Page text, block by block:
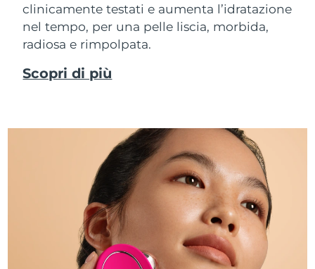
clinicamente testati e aumenta l’idratazione
nel tempo, per una pelle liscia, morbida,
radiosa e rimpolpata.
Scopri di più